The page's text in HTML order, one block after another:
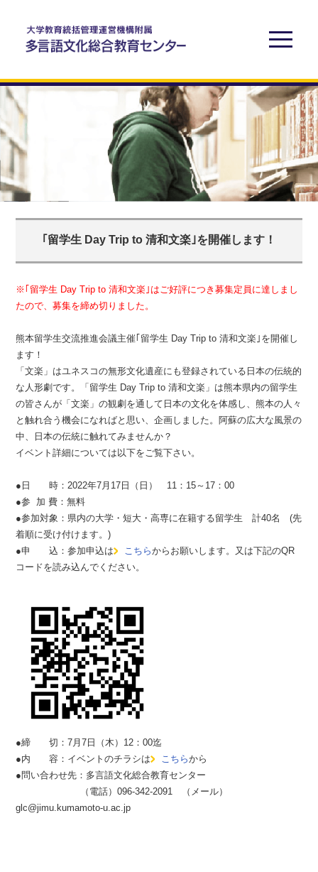
｢留学生 Day Trip to 清和文楽｣を開催します！
※｢留学生 Day Trip to 清和文楽｣はご好評につき募集定員に達しまし
たので、募集を締め切りました。
熊本留学生交流推進会議主催｢留学生 Day Trip to 清和文楽｣を開催し
ます！
「文楽」はユネスコの無形文化遺産にも登録されている日本の伝統的
な人形劇です。「留学生 Day Trip to 清和文楽」は熊本県内の留学生
の皆さんが「文楽」の観劇を通して日本の文化を体感し、熊本の人々
と触れ合う機会になればと思い、企画しました。阿蘇の広大な風景の
中、日本の伝統に触れてみませんか？
イベント詳細については以下をご覧下さい。
●日 時：2022年7月17日（日） 11：15～17：00
●参 加 費：無料
●参加対象：県内の大学・短大・高専に在籍する留学生 計40名 (先
着順に受け付けます。)
●申 込：参加申込は
こちらからお願いします。又は下記のQR
コードを読み込んでください。
●締 切：7月7日（木）12：00迄
●内 容：イベントのチラシは
こちらから
●問い合わせ先：多言語文化総合教育センター
（電話）096-342-2091 （メール）
glc@jimu.kumamoto-u.ac.jp